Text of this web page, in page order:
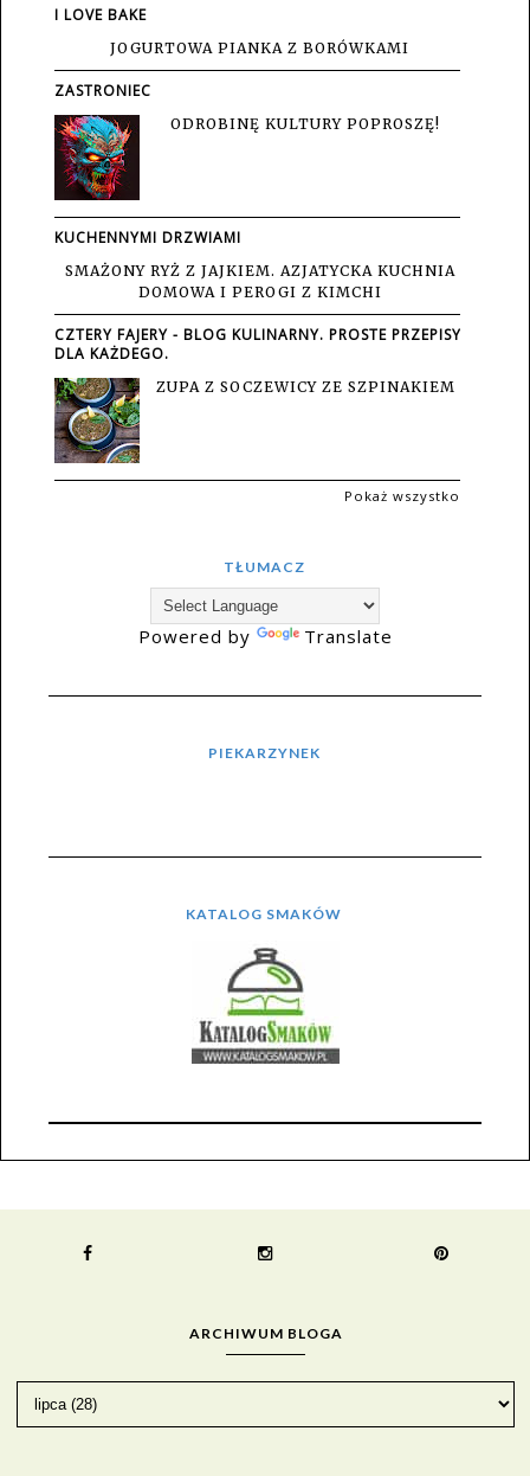
I LOVE BAKE
JOGURTOWA PIANKA Z BORÓWKAMI
ZASTRONIEC
ODROBINĘ KULTURY POPROSZĘ!
KUCHENNYMI DRZWIAMI
SMAŻONY RYŻ Z JAJKIEM. AZJATYCKA KUCHNIA
DOMOWA I PEROGI Z KIMCHI
CZTERY FAJERY - BLOG KULINARNY. PROSTE PRZEPISY
DLA KAŻDEGO.
ZUPA Z SOCZEWICY ZE SZPINAKIEM
Pokaż wszystko
TŁUMACZ
Powered by Translate
PIEKARZYNEK
KATALOG SMAKÓW
ARCHIWUM BLOGA